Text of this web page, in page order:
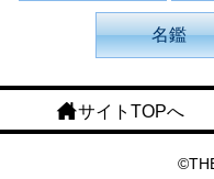
名鑑
サイトTOPへ